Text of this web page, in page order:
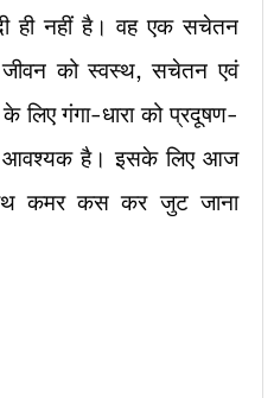
ही नहीं है। वह एक सचेतन
जीवन को स्वस्थ, सचेतन एवं
लिए गंगा-धारा को प्रदूषण-
आवश्यक है। इसके लिए आज
कमर कस कर जुट जाना